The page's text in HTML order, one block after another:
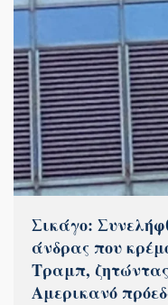
Σικάγο:
άνδρας που
Τραμπ,
Αμερικανό